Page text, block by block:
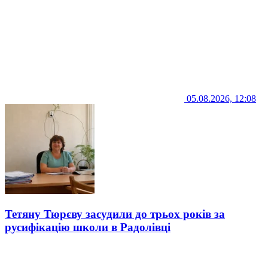
05.08.2026, 12:08
Тетяну Тюрєву засудили до трьох років за
русифікацію школи в Радолівці